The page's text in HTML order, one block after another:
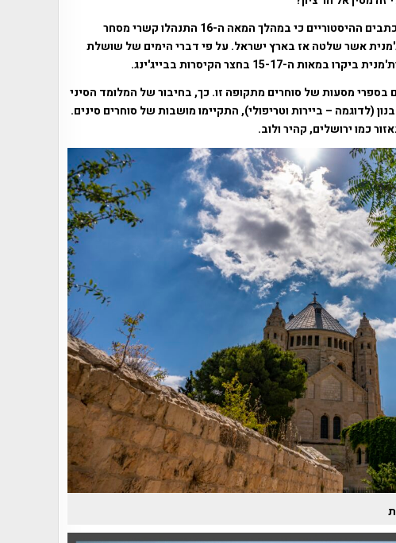
ממה שידוע לחוקרים בשלב זה, על פי הכתבים ההיסטוריים כי במהלך המאה ה-16 התנהלו קשרי מסחר
אשר שלטה אז בארץ ישראל. על פי דברי הימים של שושלת
15-17 בחצר הקיסרות בבייג'ינג.
בספרי מסעות של סוחרים מתקופה זו. כך, בחיבור של המלומד הסיני
חוף בלבנון (לדוגמה – ביירות וטריפולי), התקיימו מושבות של סוחרים סינים.
כמו ירושלים, קהיר ולוב.